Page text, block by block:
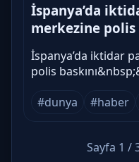
İspanya’da
merkezine polis
İspanya’da iktidar
polis
#dunya
#haber
Sayfa 1 /